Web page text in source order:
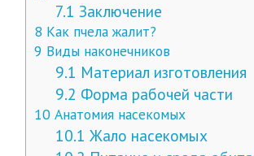
7.1 Заключение
8 Как пчела жалит?
9 Виды наконечников
9.1 Материал изготовления
9.2 Форма рабочей части
10Анатомия насекомых
10.1 Жало насекомых